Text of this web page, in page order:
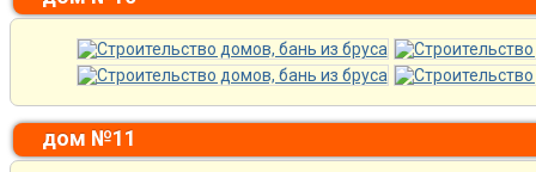
дом №11